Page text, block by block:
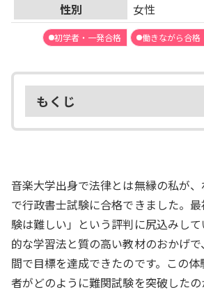
性別
女性
初学者・一発合格 働きながら合格
もくじ
音楽大学出身で法律とは無縁の私が
で行政書士試験に合格できました。
験は難しい」という評判に尻込みし
的な学習法と質の高い教材のおかげ
間で目標を達成できたのです。この
者がどのように難関試験を突破した